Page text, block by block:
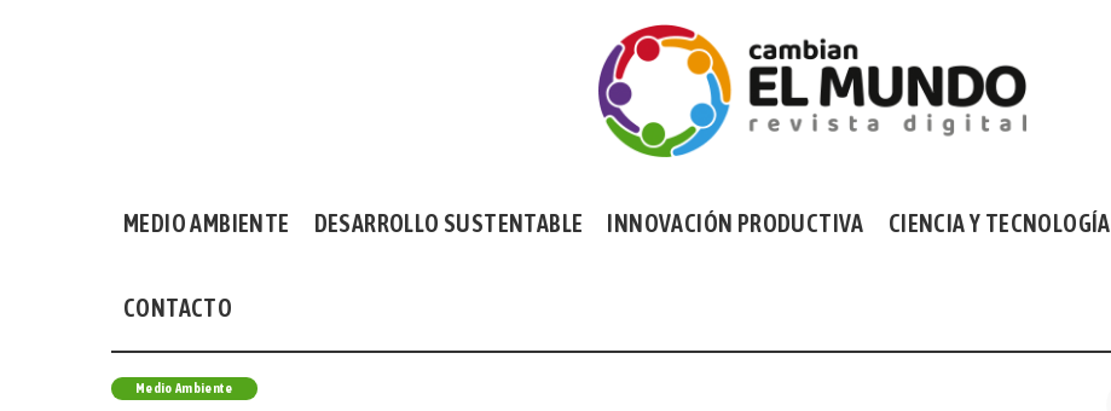
MEDIO AMBIENTE DESARROLLO SUSTENTABLE INNOVACIÓN PRODUCTIVA CIENCIA Y TECNOLOGÍA
CONTACTO
Medio Ambiente